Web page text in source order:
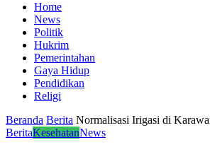
Home
News
Politik
Hukrim
Pemerintahan
Gaya Hidup
Pendidikan
Religi
Beranda Berita Normalisasi Irigasi di
BeritaKesehatanNews